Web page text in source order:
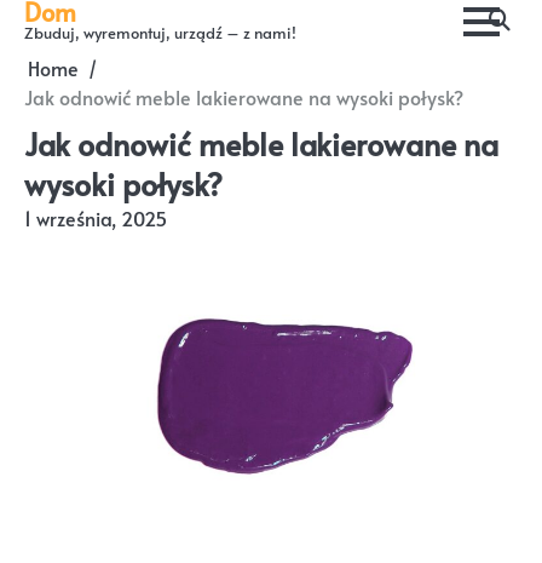
Skip
content
Dom
Zbuduj, wyremontuj, urządź – z nami!
Home
Jak odnowić meble lakierowane na wysoki połysk?
Jak odnowić meble lakierowane na
wysoki połysk?
1 września, 2025